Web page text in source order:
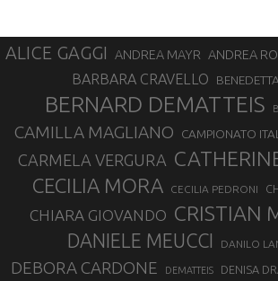
ALICE GAGGI ANDREA MAYR ANDREA
BARBARA CRAVELLO
BERNARD DEMATTEIS
CAMILLA MAGLIANO CAMPIONATO
CARMELA VERGURA
CECILIA MORA CECILIA PEDRONI
CHIARA GIOVANDO CRISTIAN
DANIELE MEUCCI DANILO
DEBORA CARDONE DEMATTEIS DENISA